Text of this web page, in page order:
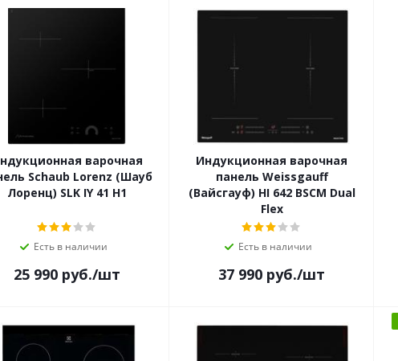
варочная
Schaub Lorenz (Шауб
Лоренц) SLK IY 41 H1
Есть в наличии
25 990 руб./шт
Индукционная варочная
панель Weissgauff
(Вайсгауф) HI 642 BSCM Dual
Flex
Есть в наличии
37 990 руб./шт